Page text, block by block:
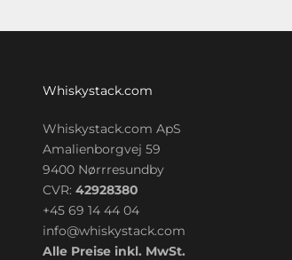
Whiskystack.com
Whiskystack.com ApS
Amalienborgvej 59
9400 Nørrresundby
CVR: 42928380
+45 69 14 44 04
info@whiskystack.com
Alle Preise inkl. MwSt.